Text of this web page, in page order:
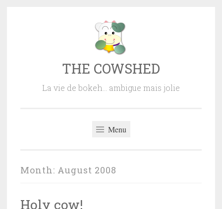
THE COWSHED
La vie de bokeh… ambigue mais jolie
Menu
Month: August 2008
Holy cow!